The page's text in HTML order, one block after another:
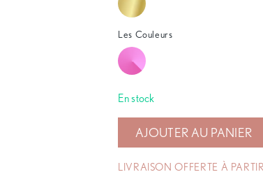
Les Couleurs
En stock
AJOUTER AU PANIER
LIVRAISON OFFERTE À